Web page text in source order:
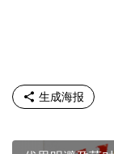
生成海报